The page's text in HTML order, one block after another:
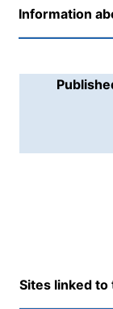
Information
Sites linked